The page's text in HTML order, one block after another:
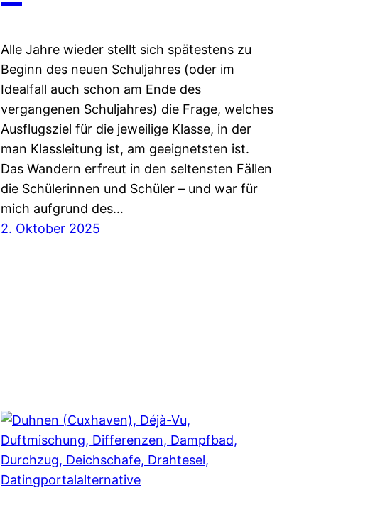
Alle Jahre wieder stellt sich spätestens zu
Beginn des neuen Schuljahres (oder im
Idealfall auch schon am Ende des
vergangenen Schuljahres) die Frage, welches
Ausflugsziel für die jeweilige Klasse, in der
man Klassleitung ist, am geeignetsten ist.
Das Wandern erfreut in den seltensten Fällen
die Schülerinnen und Schüler – und war für
mich aufgrund des…
2. Oktober 2025